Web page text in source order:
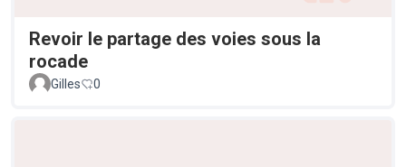
Revoir le partage des voies sous la
rocade
Gilles 0